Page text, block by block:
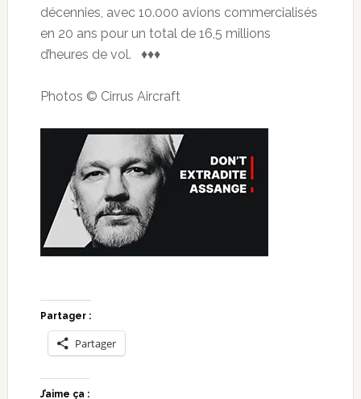
décennies, avec 10.000 avions commercialisés
en 20 ans pour un total de 16,5 millions
d’heures de vol. ♦♦♦
Photos © Cirrus Aircraft
Partager :
Partager
J’aime ça :